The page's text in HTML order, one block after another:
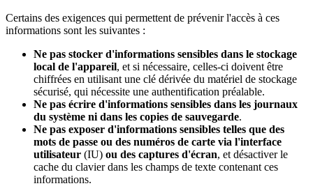
Certains des exigences qui permettent de prévenir l'accès à ces
informations sont les suivantes :
Ne pas stocker d'informations sensibles dans le stockage
local de l'appareil, et si nécessaire, celles-ci doivent être
chiffrées en utilisant une clé dérivée du matériel de stockage
sécurisé, qui nécessite une authentification préalable.
Ne pas écrire d'informations sensibles dans les journaux
du système ni dans les copies de sauvegarde.
Ne pas exposer d'informations sensibles telles que des
mots de passe ou des numéros de carte via l'interface
utilisateur (IU) ou des captures d'écran, et désactiver le
cache du clavier dans les champs de texte contenant ces
informations.